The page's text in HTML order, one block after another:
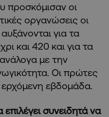
προσκόμισαν οι
οργανώσεις οι
για τα
και 420 και για τα
με την
Οι πρώτες
εβδομάδα.
συνειδητά να